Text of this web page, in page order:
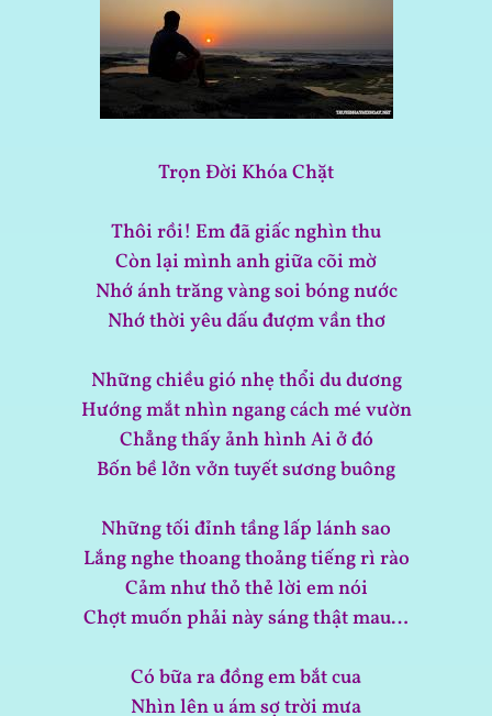
Trọn Đời Khóa Chặt
Thôi rồi! Em đã giấc nghìn thu
Còn lại mình anh giữa cõi mờ
Nhớ ánh trăng vàng soi bóng nước
Nhớ thời yêu dấu đượm vần thơ
Những chiều gió nhẹ thổi du dương
Hướng mắt nhìn ngang cách mé vườn
Chẳng thấy ảnh hình Ai ở đó
Bốn bề lởn vởn tuyết sương buông
Những tối đỉnh tầng lấp lánh sao
Lắng nghe thoang thoảng tiếng rì rào
Cảm như thỏ thẻ lời em nói
Chợt muốn phải này sáng thật mau…
Có bữa ra đồng em bắt cua
Nhìn lên u ám sợ trời mưa